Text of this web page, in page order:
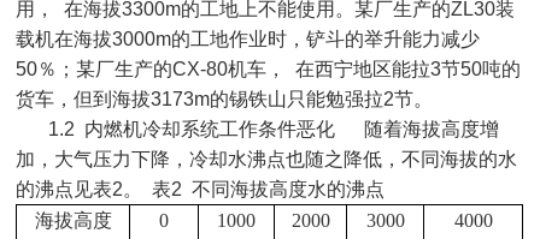
用， 在海拔3300m的工地上不能使用。某厂生产的ZL30装
载机在海拔3000m的工地作业时，铲斗的举升能力减少
50％；某厂生产的CX-80机车， 在西宁地区能拉3节50吨的
货车，但到海拔3173m的锡铁山只能勉强拉2节。
1.2 内燃机冷却系统工作条件恶化 随着海拔高度增
加，大气压力下降，冷却水沸点也随之降低，不同海拔的水
的沸点见表2。 表2 不同海拔高度水的沸点
海拔高度
0 1000 2000 3000 4000